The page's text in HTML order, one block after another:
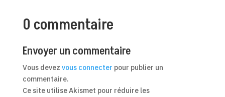
0 commentaire
Envoyer un commentaire
Vous devez vous connecter pour publier un
commentaire.
Ce site utilise Akismet pour réduire les